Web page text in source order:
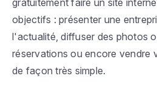
objectifs : présenter une
l'actualité, diffuser des photos
réservations ou encore vendre
de façon très simple.